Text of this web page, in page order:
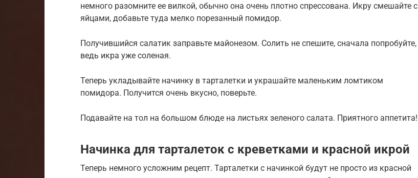
немного разомните ее вилкой, обычно она очень плотно спрессована. Икру смешайте с
яйцами, добавьте туда мелко порезанный помидор.
Получившийся салатик заправьте майонезом. Солить не спешите, сначала попробуйте,
ведь икра уже соленая.
Теперь укладывайте начинку в тарталетки и украшайте маленьким ломтиком
помидора. Получится очень вкусно, поверьте.
Подавайте на тол на большом блюде на листьях зеленого салата. Приятного аппетита!
Начинка для тарталеток с креветками и красной икрой
Теперь немного усложним рецепт. Тарталетки с начинкой будут не просто из красной